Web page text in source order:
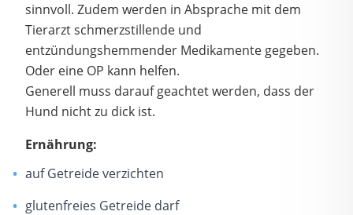
sinnvoll. Zudem werden in Absprache mit dem
Tierarzt schmerzstillende und
entzündungshemmender Medikamente gegeben.
Oder eine OP kann helfen.
Generell muss darauf geachtet werden, dass der
Hund nicht zu dick ist.
Ernährung:
auf Getreide verzichten
glutenfreies Getreide darf